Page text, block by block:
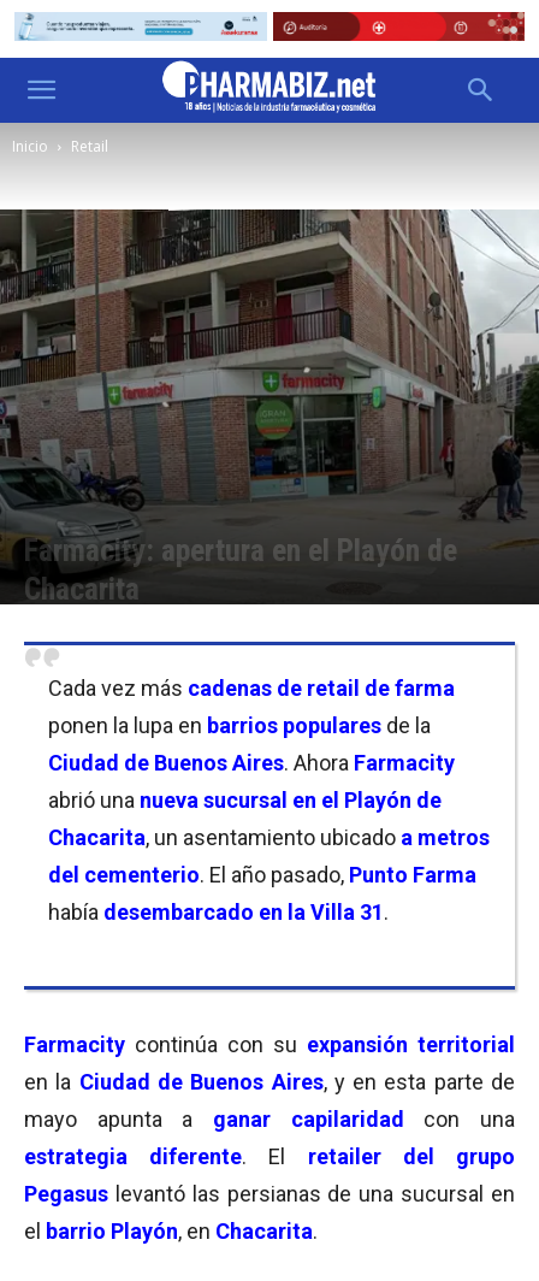
Inicio Retail
Farmacity: apertura en el Playón de
Chacarita
Cada vez más cadenas de retail de farma
ponen la lupa en barrios populares de la
Ciudad de Buenos Aires. Ahora Farmacity
abrió una nueva sucursal en el Playón de
Chacarita, un asentamiento ubicado a metros
del cementerio. El año pasado, Punto Farma
había desembarcado en la Villa 31.
Farmacity continúa con su expansión territorial
en la Ciudad de Buenos Aires, y en esta parte de
mayo apunta a ganar capilaridad
con una
estrategia diferente. El
retailer del grupo
Pegasus levantó las persianas de una sucursal en
el barrio Playón, en Chacarita.